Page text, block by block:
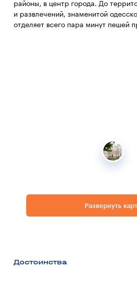
районы, в центр города. До
и развлечений, знаменитой
отделяет всего пара минут пешей
Развернуть
Достоинства